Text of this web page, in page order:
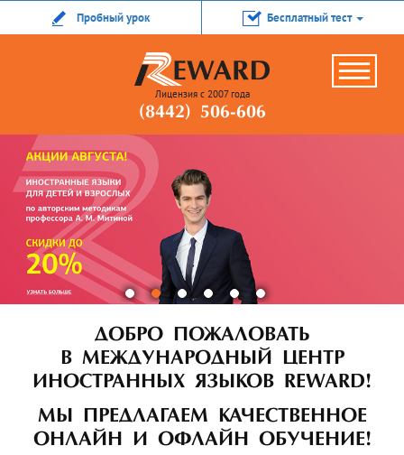
Пробный урок Бесплатный тест
Лицензия с 2007 года
(8442) 506-606
ДОБРО ПОЖАЛОВАТЬ
В МЕЖДУНАРОДНЫЙ ЦЕНТР
ИНОСТРАННЫХ ЯЗЫКОВ REWARD!
МЫ ПРЕДЛАГАЕМ КАЧЕСТВЕННОЕ
ОНЛАЙН И ОФЛАЙН ОБУЧЕНИЕ!